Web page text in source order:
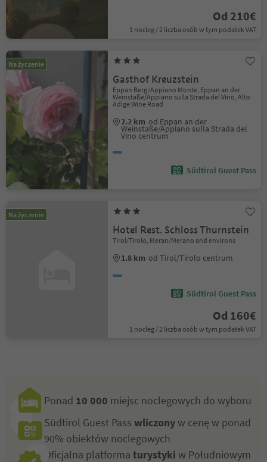
Od 210€
1 nocleg / 2 liczba osób w tym podatek VAT
Na życzenie
Gasthof Kreuzstein
Eppan Berg/Appiano Monte, Eppan an der
Weinstaße/Appiano sulla Strada del Vino, Alto
Adige Wine Road
2.2 km od Eppan an der
Weinstaße/Appiano sulla Strada del
Vino centrum
Südtirol Guest Pass
Na życzenie
Hotel Rest. Schloss Thurnstein
Tirol/Tirolo, Meran/Merano and environs
1.8 km od Tirol/Tirolo centrum
Südtirol Guest Pass
Od 160€
1 nocleg / 2 liczba osób w tym podatek VAT
Ponad 10 000 miejsc noclegowych do wyboru
Südtirol Guest Pass wliczonyw cenę w ponad
90% obiektów noclegowych
Oficjalna platforma turystyki w Południowym